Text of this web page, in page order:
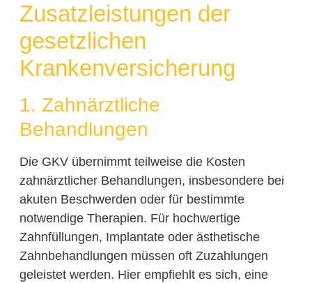
Zusatzleistungen der
gesetzlichen
Krankenversicherung
1. Zahnärztliche
Behandlungen
Die GKV übernimmt teilweise die Kosten
zahnärztlicher Behandlungen, insbesondere bei
akuten Beschwerden oder für bestimmte
notwendige Therapien. Für hochwertige
Zahnfüllungen, Implantate oder ästhetische
Zahnbehandlungen müssen oft Zuzahlungen
geleistet werden. Hier empfiehlt es sich, eine